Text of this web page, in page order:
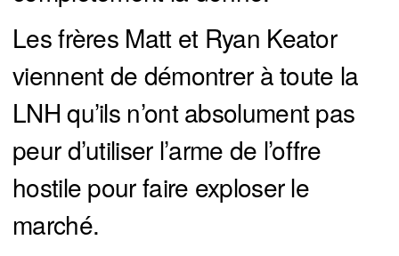
Les frères Matt et Ryan Keator
viennent de démontrer à toute la
LNH qu’ils n’ont absolument pas
peur d’utiliser l’arme de l’offre
hostile pour faire exploser le
marché.